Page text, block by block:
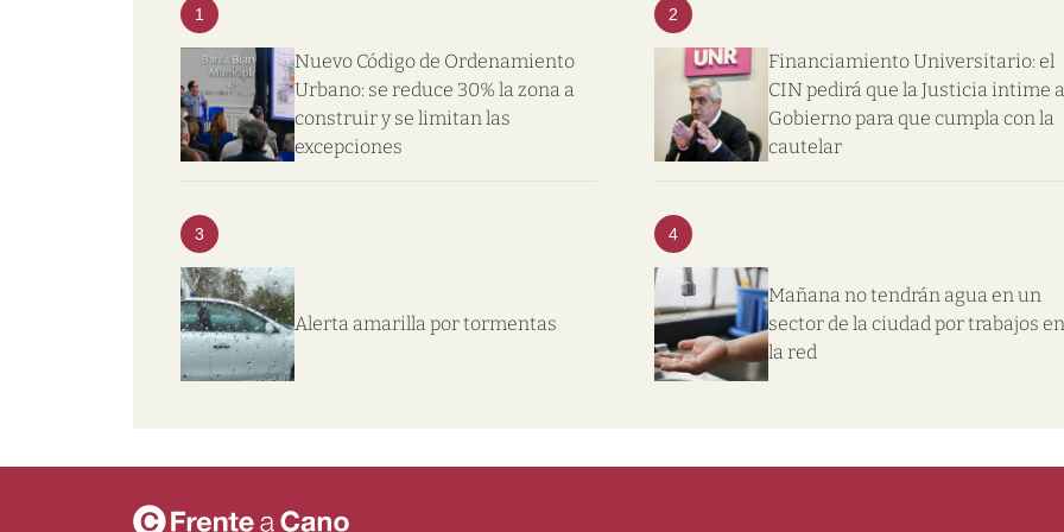
1
Nuevo Código de Ordenamiento
Urbano: se reduce 30% la zona a
construir y se limitan las
excepciones
2
Financiamiento Universitario: el
CIN pedirá que la Justicia intime
Gobierno para que cumpla con la
cautelar
3
Alerta amarilla por tormentas
4
Mañana no tendrán agua en un
sector de la ciudad por trabajos en
la red